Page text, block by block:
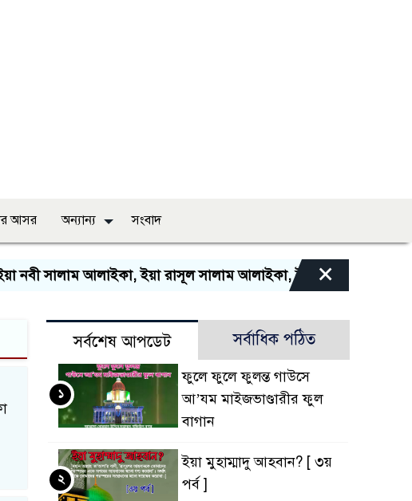
আসর অন্যান্য সংবাদ
নবী সালাম আলাইকা, ইয়া রাসূল সালাম আলাইকা, ইয়া হাবীব সালাম
×
সর্বশেষ আপডেট সর্বাধিক পঠিত
ফুলে ফুলে ফুলন্ত গাউসে
আ’যম মাইজভাণ্ডারীর ফুল
বাগান
১
ইয়া মুহাম্মাদু আহবান? [ ৩য়
পর্ব ]
২